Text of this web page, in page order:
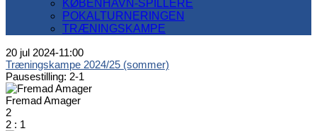
KØBENHAVN-SPILLERE
POKALTURNERINGEN
TRÆNINGSKAMPE
20 jul 2024-11:00
Træningskampe 2024/25 (sommer)
Pausestilling: 2-1
Fremad Amager
2
2 : 1